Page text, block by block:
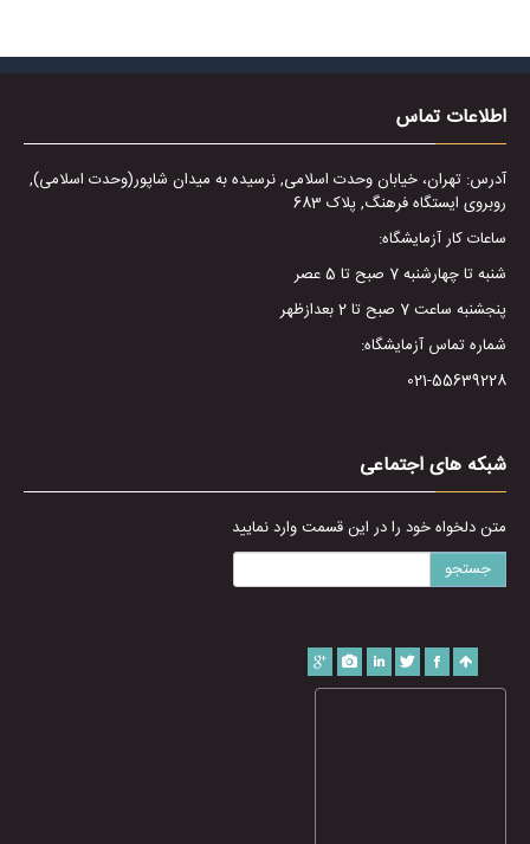
اطلاعات تماس
آدرس: تهران، خیابان وحدت اسلامی, نرسیده به میدان شاپور(وحدت اسلامی),
روبروی ایستگاه فرهنگ, پلاک 683
ساعات کار آزمایشگاه:
شنبه تا چهارشنبه 7 صبح تا 5 عصر
پنجشنبه ساعت 7 صبح تا 2 بعدازظهر
شماره تماس آزمایشگاه:
021-55639228
شبکه های اجتماعی
متن دلخواه خود را در این قسمت وارد نمایید
جستجو